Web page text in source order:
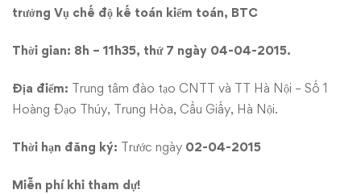
trưởng Vụ chế độ kế toán kiểm toán, BTC
Thời gian: 8h – 11h35, thứ 7 ngày 04-04-2015.
Địa điểm: Trung tâm đào tạo CNTT và TT Hà Nội – Số 1
Hoàng Đạo Thúy, Trung Hòa, Cầu Giấy, Hà Nội.
Thời hạn đăng ký: Trước ngày 02-04-2015
Miễn phí khi tham dự!